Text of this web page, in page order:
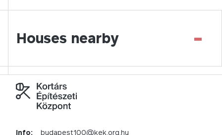
Houses nearby -
Info: budapest100@kek.org.hu